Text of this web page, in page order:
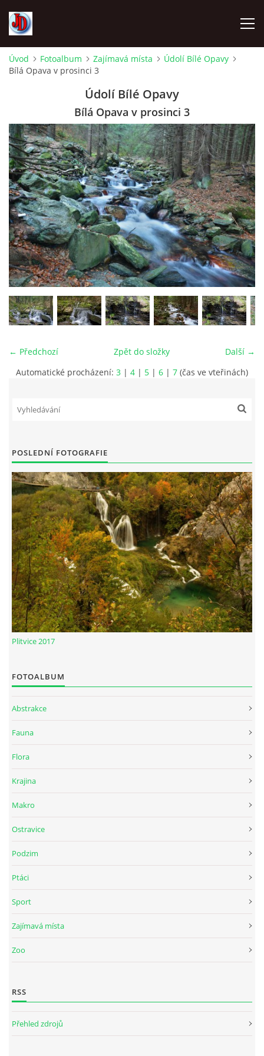
ÚVOD
FOTOALBUM
Z CEST
NÁVŠTĚVNÍ KNIHA
OSTRAVICE SRAZY
vm24@atlas.cz
© 2026 eStránky.cz |Tisk|Aktualizováno: 4. 11. 2025 |Nahoru ↑
Úvod Fotoalbum Zajímavá místa
Údolí Bílé Opavy
Bílá Opava v prosinci 3
Údolí Bílé Opavy
Bílá Opava v prosinci 3
← Předchozí Další →
Zpět do složky
Automatické procházení: 3 | 4 | 5 | 6 | 7 (čas ve vteřinách)
POSLEDNÍ FOTOGRAFIE
Plitvice 2017
FOTOALBUM
Abstrakce
Fauna
Flora
Krajina
Makro
Ostravice
Podzim
Ptáci
Sport
Zajímavá místa
Zoo
RSS
Přehled zdrojů